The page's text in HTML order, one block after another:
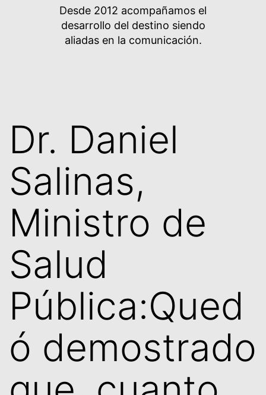
Desde 2012 acompañamos el
desarrollo del destino siendo
aliadas en la comunicación.
Dr. Daniel
Salinas,
Ministro de
Salud
Pública:Qued
ó demostrado